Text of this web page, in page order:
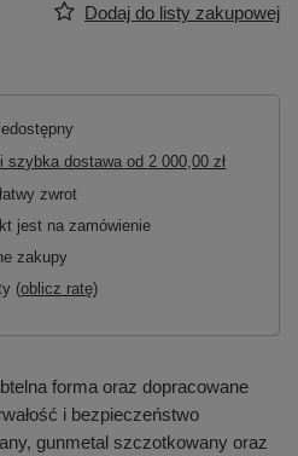
Dodaj do listy zakupowej
szybka dostawa od 2 000,00 zł
zwrot
jest na zamówienie
zakupy
(oblicz ratę)
forma oraz dopracowane
i bezpieczeństwo
gunmetal szczotkowany oraz